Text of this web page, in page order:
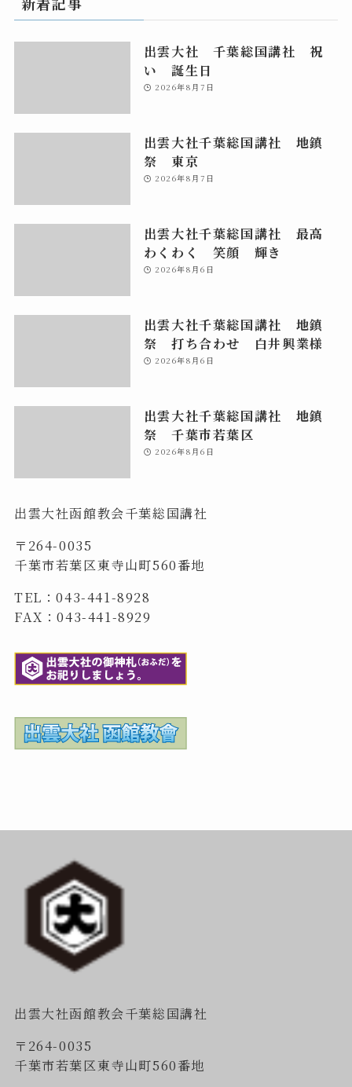
出雲大社 千葉総国講社 祝
い 誕生日
2026年8月7日
出雲大社千葉総国講社 地鎮
祭 東京
2026年8月7日
出雲大社千葉総国講社 最高
わくわく 笑顔 輝き
2026年8月6日
出雲大社千葉総国講社 地鎮
祭 打ち合わせ 白井興業様
2026年8月6日
出雲大社千葉総国講社 地鎮
祭 千葉市若葉区
2026年8月6日
出雲大社函館教会千葉総国講社
〒264-0035
千葉市若葉区東寺山町560番地
TEL：043-441-8928
FAX：043-441-8929
出雲大社函館教会千葉総国講社
〒264-0035
千葉市若葉区東寺山町560番地